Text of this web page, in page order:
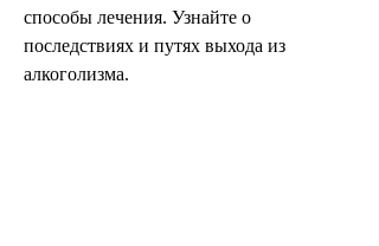
способы лечения. Узнайте о
последствиях и путях выхода из
алкоголизма.